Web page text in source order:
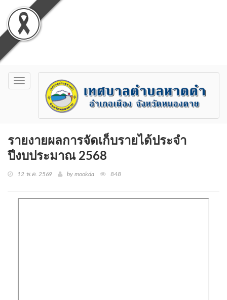
Toggle
navigation
รายงายผลการจัดเก็บรายได้ประจำ
ปีงบประมาณ 2568
12 พ.ค. 2569 by mookda 848